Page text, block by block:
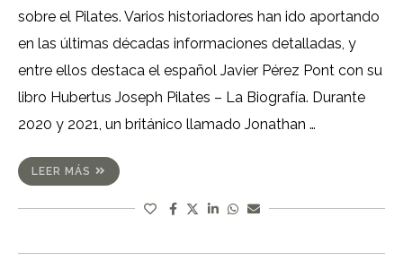
sobre el Pilates. Varios historiadores han ido aportando
en las últimas décadas informaciones detalladas, y
entre ellos destaca el español Javier Pérez Pont con su
libro Hubertus Joseph Pilates – La Biografía. Durante
2020 y 2021, un británico llamado Jonathan …
LEER MÁS